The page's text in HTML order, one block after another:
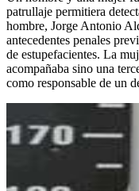
patrullaje permitiera
hombre, Jorge Antonio
antecedentes penales
de estupefacientes. La
acompañaba sino una
como responsable de un